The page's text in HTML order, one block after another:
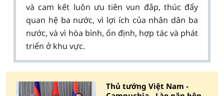
và cam kết luôn ưu tiên vun đắp, thúc đẩy
quan hệ ba nước, vì lợi ích của nhân dân ba
nước, và vì hòa bình, ổn định, hợp tác và phát
triển ở khu vực.
Thủ tướng Việt Nam -